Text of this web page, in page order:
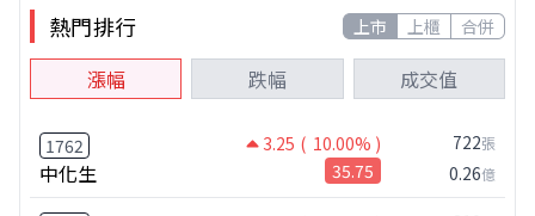
熱門排行 上市 上櫃 合併
漲幅 跌幅 成交值
1762 3.25 ( 10.00% )
中化生 35.75
722張
0.26億